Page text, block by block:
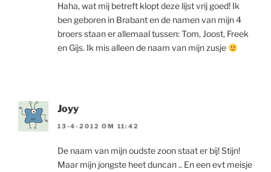
Haha, wat mij betreft klopt deze lijst vrij goed! Ik
ben geboren in Brabant en de namen van mijn 4
broers staan er allemaal tussen: Tom, Joost, Freek
en Gijs. Ik mis alleen de naam van mijn zusje
Joyy
13-4-2012 OM 11:42
De naam van mijn oudste zoon staat er bij! Stijn!
Maar mijn jongste heet duncan .. En een evt meisje